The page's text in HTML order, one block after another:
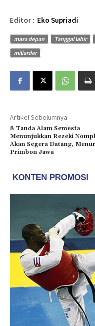
Editor : Eko Supriadi
masa depan Tanggal lahir
miliarder
Artikel Sebelumnya
8 Tanda Alam Semesta
Menunjukkan Rezeki
Akan Segera Datang,
Primbon Jawa